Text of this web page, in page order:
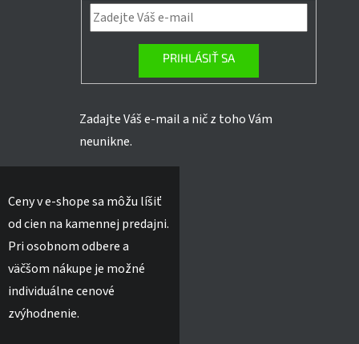
PRIHLÁSIŤ SA
Zadajte Váš e-mail a nič z toho Vám
neunikne.
Ceny v e-shope sa môžu líšiť
od cien na kamennej predajni.
Pri osobnom odbere a
väčšom nákupe je možné
individuálne cenové
zvýhodnenie.